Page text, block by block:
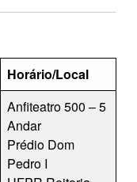
Horário/Local
Anfiteatro 500 – 5
Andar
Prédio Dom
Pedro I